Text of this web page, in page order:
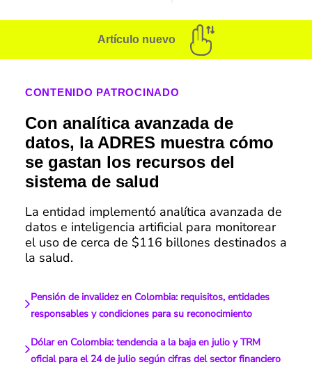
Artículo nuevo
CONTENIDO PATROCINADO
Con analítica avanzada de
datos, la ADRES muestra cómo
se gastan los recursos del
sistema de salud
La entidad implementó analítica avanzada de
datos e inteligencia artificial para monitorear
el uso de cerca de $116 billones destinados a
la salud.
Pensión de invalidez en Colombia: requisitos, entidades
responsables y condiciones para su reconocimiento
Dólar en Colombia: tendencia a la baja en julio y TRM
oficial para el 24 de julio según cifras del sector financiero